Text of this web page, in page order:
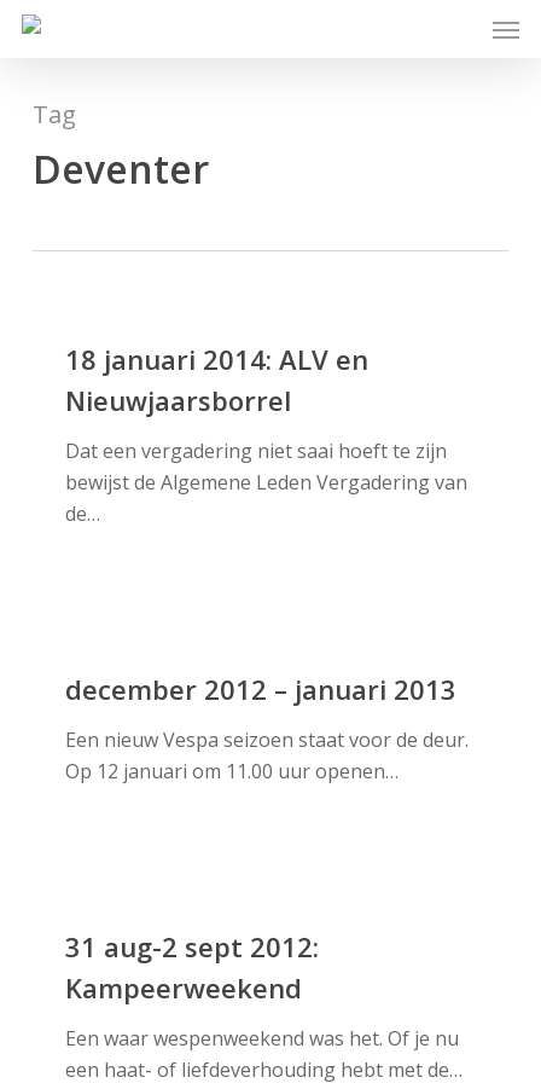
Skip
content
Tag
Deventer
januari
Nieuwjaarsborrel
18 januari 2014: ALV en
Nieuwjaarsborrel
Dat een vergadering niet saai hoeft te zijn
bewijst de Algemene Leden Vergadering van
de…
2012
januari
2013
december 2012 – januari 2013
Een nieuw Vespa seizoen staat voor de deur.
Op 12 januari om 11.00 uur openen…
aug-
sept
2012:
Kampeerweekend
31 aug-2 sept 2012:
Kampeerweekend
Een waar wespenweekend was het. Of je nu
een haat- of liefdeverhouding hebt met de…